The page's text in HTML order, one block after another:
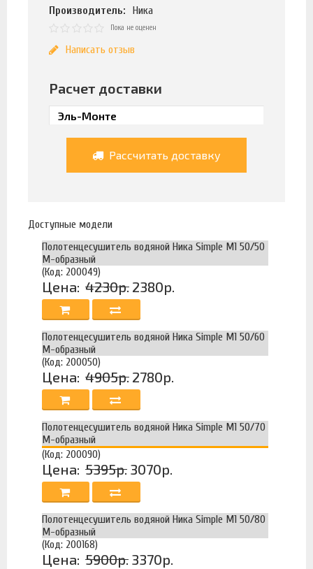
Производитель:
Ника
Пока не оценен
Написать отзыв
Расчет доставки
Рассчитать доставку
Доступные модели
Полотенцесушитель водяной Ника Simple М1 50/50
М-образный
(Код: 200049)
Цена: 4230р. 2380р.
Полотенцесушитель водяной Ника Simple М1 50/60
М-образный
(Код: 200050)
Цена: 4905р. 2780р.
Полотенцесушитель водяной Ника Simple М1 50/70
М-образный
(Код: 200090)
Цена: 5395р. 3070р.
Полотенцесушитель водяной Ника Simple М1 50/80
М-образный
(Код: 200168)
Цена: 5900р. 3370р.